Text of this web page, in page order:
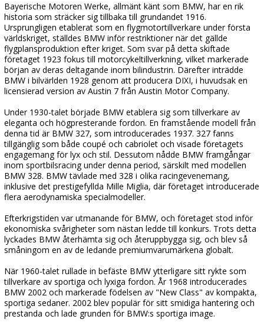
Bayerische Motoren Werke, allmänt känt som BMW, har en rik
historia som sträcker sig tillbaka till grundandet 1916.
Ursprungligen etablerat som en flygmotortillverkare under första
världskriget, ställdes BMW inför restriktioner när det gällde
flygplansproduktion efter kriget. Som svar på detta skiftade
företaget 1923 fokus till motorcykeltillverkning, vilket markerade
början av deras deltagande inom bilindustrin. Därefter inträdde
BMW i bilvärlden 1928 genom att producera DIXI, i huvudsak en
licensierad version av Austin 7 från Austin Motor Company.
Under 1930-talet började BMW etablera sig som tillverkare av
eleganta och högpresterande fordon. En framstående modell från
denna tid är BMW 327, som introducerades 1937. 327 fanns
tillgänglig som både coupé och cabriolet och visade företagets
engagemang för lyx och stil. Dessutom nådde BMW framgångar
inom sportbilsracing under denna period, särskilt med modellen
BMW 328. BMW tävlade med 328 i olika racingevenemang,
inklusive det prestigefyllda Mille Miglia, där företaget introducerade
flera aerodynamiska specialmodeller.
Efterkrigstiden var utmanande för BMW, och företaget stod inför
ekonomiska svårigheter som nästan ledde till konkurs. Trots detta
lyckades BMW återhämta sig och återuppbygga sig, och blev så
småningom en av de ledande premiumvarumärkena globalt.
När 1960-talet rullade in befäste BMW ytterligare sitt rykte som
tillverkare av sportiga och lyxiga fordon. År 1968 introducerades
BMW 2002 och markerade födelsen av "New Class" av kompakta,
sportiga sedaner. 2002 blev populär för sitt smidiga hantering och
prestanda och lade grunden för BMW:s sportiga image.